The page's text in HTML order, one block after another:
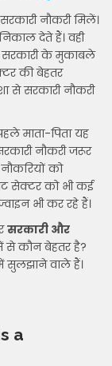
नौकरी मिलें।
देते हैं। वही
सरकारी के मुकाबले
की बेहतर
से सरकारी नौकरी
माता-पिता यह
नौकरी जरूर
को
सेक्टर को भी कई
भी कर रहे हैं।
सरकारी और
से कौन बेहतर है?
वाले हैं।
a